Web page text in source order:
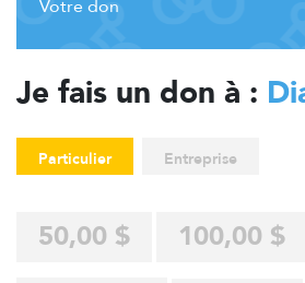
Je fais un don à :
Particulier Entreprise
50,00 $ 100,00 $